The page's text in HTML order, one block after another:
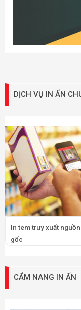
DỊCH VỤ IN ẤN
In tem truy xuất nguồn
gốc
CẨM NANG IN ẤN